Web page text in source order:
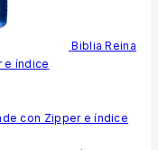
Biblia Reina
e índice